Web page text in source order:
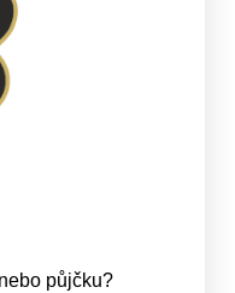
půjčku?